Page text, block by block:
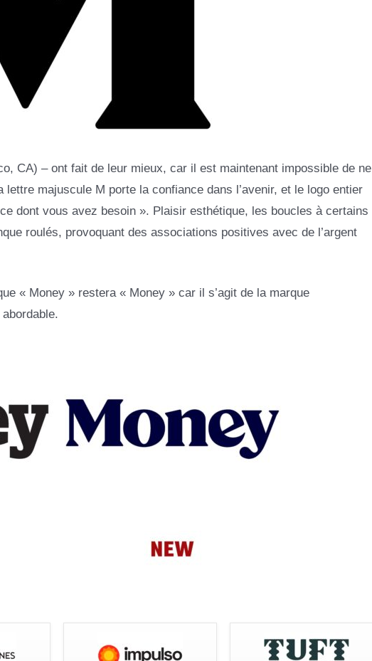
CA) – ont fait de leur mieux, car il est maintenant impossible de ne
majuscule M porte la confiance dans l’avenir, et le logo entier
dont vous avez besoin ». Plaisir esthétique, les boucles à certains
roulés, provoquant des associations positives avec de l’argent
« Money » restera « Money » car il s’agit de la marque